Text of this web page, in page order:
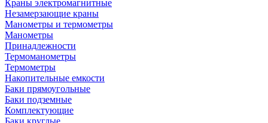
Краны электромагнитные
Незамерзающие краны
Манометры и термометры
Манометры
Принадлежности
Термоманометры
Термометры
Накопительные емкости
Баки прямоугольные
Баки подземные
Комплектующие
Баки круглые